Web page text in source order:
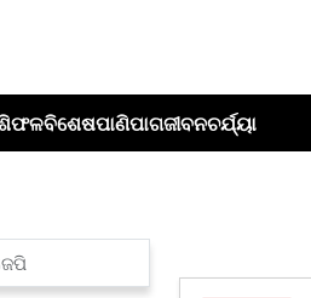
ବିଶେଷପାଣିପାଗଜୀବନଚର୍ଯ୍ୟା